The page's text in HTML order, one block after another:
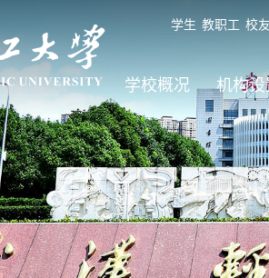
学生 教职工 校友
学校概况 机构设